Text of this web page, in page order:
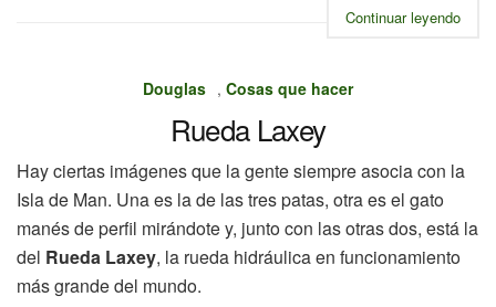
Continuar leyendo
Douglas , Cosas que hacer
Rueda Laxey
Hay ciertas imágenes que la gente siempre asocia con la
Isla de Man. Una es la de las tres patas, otra es el gato
manés de perfil mirándote y, junto con las otras dos, está la
del Rueda Laxey, la rueda hidráulica en funcionamiento
más grande del mundo.